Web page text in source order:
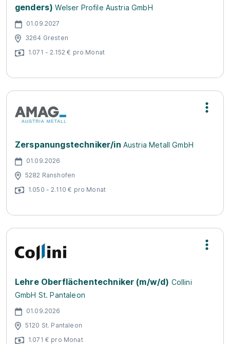
genders) Welser Profile Austria GmbH
01.09.2027
3264 Gresten
1.071 - 2.152 € pro Monat
Zerspanungstechniker/in Austria Metall GmbH
01.09.2026
5282 Ranshofen
1.050 - 2.110 € pro Monat
Lehre Oberflächentechniker (m/w/d) Collini
GmbH St. Pantaleon
01.09.2026
5120 St. Pantaleon
1.071 € pro Monat